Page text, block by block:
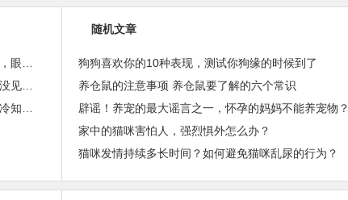
北极熊的皮肤是黑色的？25个神奇的动物冷知识，眼界大开！
20种地球上长相最奇特的动物，你很可能一个都没见过！
蜗牛的生殖器官是长在脖子上，28张大开眼界的冷知识图！
随机文章
狗狗喜欢你的10种表现，测试你狗缘的时候到了
养仓鼠的注意事项 养仓鼠要了解的六个常识
辟谣！养宠的最大谣言之一，怀孕的妈妈不能养宠物？
家中的猫咪害怕人，强烈惧外怎么办？
猫咪发情持续多长时间？如何避免猫咪乱尿的行为？